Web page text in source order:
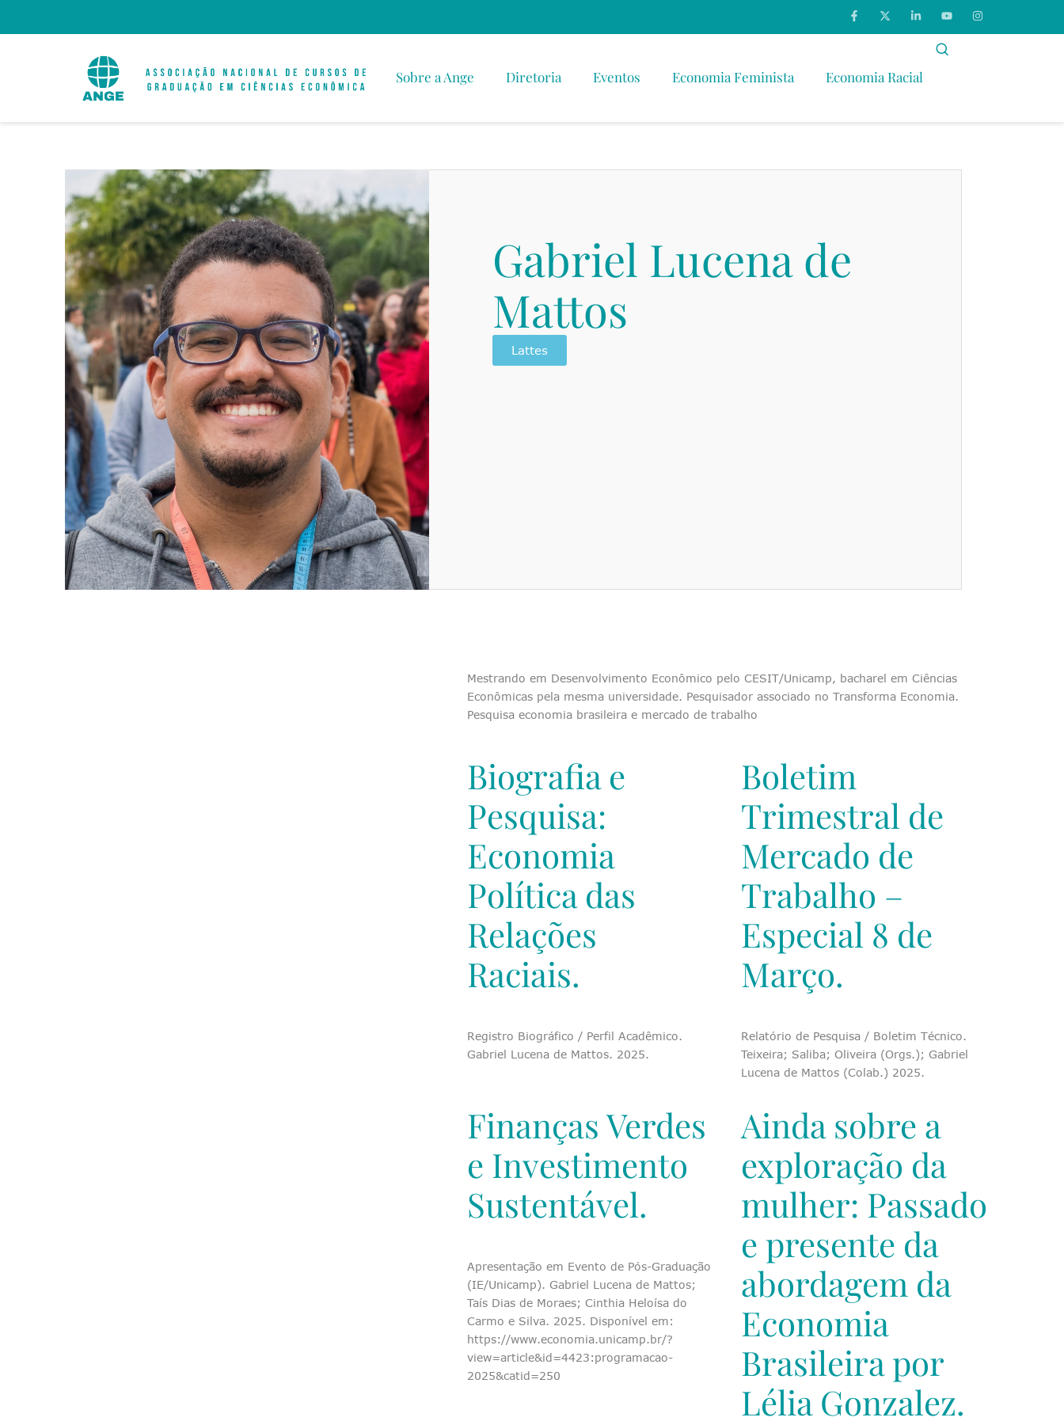
Sobre a Ange Diretoria Eventos Economia Feminista Economia Racial
Gabriel Lucena de
Mattos
Lattes
Mestrando em Desenvolvimento Econômico pelo CESIT/Unicamp, bacharel em Ciências
Econômicas pela mesma universidade. Pesquisador associado no Transforma Economia.
Pesquisa economia brasileira e mercado de trabalho
Biografia e
Pesquisa:
Economia
Política das
Relações
Raciais.
Registro Biográfico / Perfil Acadêmico.
Gabriel Lucena de Mattos. 2025.
Boletim
Trimestral de
Mercado de
Trabalho –
Especial 8 de
Março.
Relatório de Pesquisa / Boletim Técnico.
Teixeira; Saliba; Oliveira (Orgs.); Gabriel
Lucena de Mattos (Colab.) 2025.
Finanças Verdes
e Investimento
Sustentável.
Apresentação em Evento de Pós-Graduação
(IE/Unicamp). Gabriel Lucena de Mattos;
Taís Dias de Moraes; Cinthia Heloísa do
Carmo e Silva. 2025. Disponível em:
https://www.economia.unicamp.br/?
view=article&id=4423:programacao-
2025&catid=250
Ainda sobre a
exploração da
mulher: Passado
e presente da
abordagem da
Economia
Brasileira por
Lélia Gonzalez.